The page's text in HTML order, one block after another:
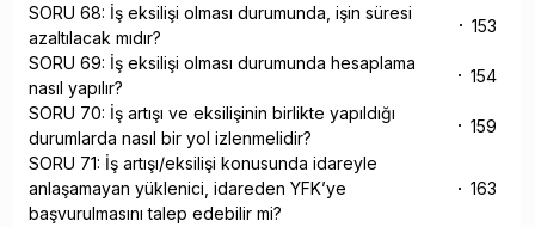
SORU 68: İş eksilişi olması durumunda, işin süresi
azaltılacak mıdır?
153
SORU 69: İş eksilişi olması durumunda hesaplama
nasıl yapılır?
154
SORU 70: İş artışı ve eksilişinin birlikte yapıldığı
durumlarda nasıl bir yol izlenmelidir?
159
SORU 71: İş artışı/eksilişi konusunda idareyle
anlaşamayan yüklenici, idareden YFK’ye
başvurulmasını talep edebilir mi?
163